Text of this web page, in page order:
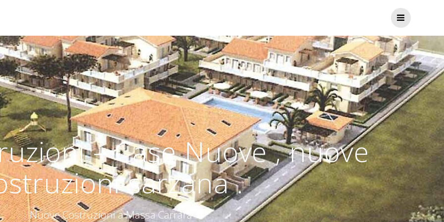
– Case Nuove , nuove
sarzana .
Nuove Costruzioni a Massa Carrara